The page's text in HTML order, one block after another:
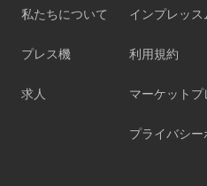
私たちについて
プレス機
求人
インプレッス
利用規約
マーケット
プライバシー